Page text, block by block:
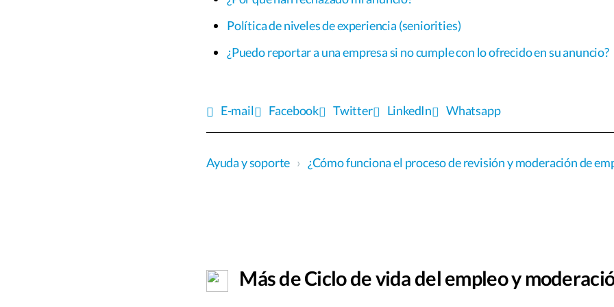
Política de niveles de experiencia (seniorities)
¿Puedo reportar a una empresa si no cumple con lo ofrecido en su anuncio?
E-mail Facebook Twitter LinkedIn Whatsapp
Ayuda y soporte › ¿Cómo funciona el proceso de revisión y moderación de
Más de Ciclo de vida del empleo y